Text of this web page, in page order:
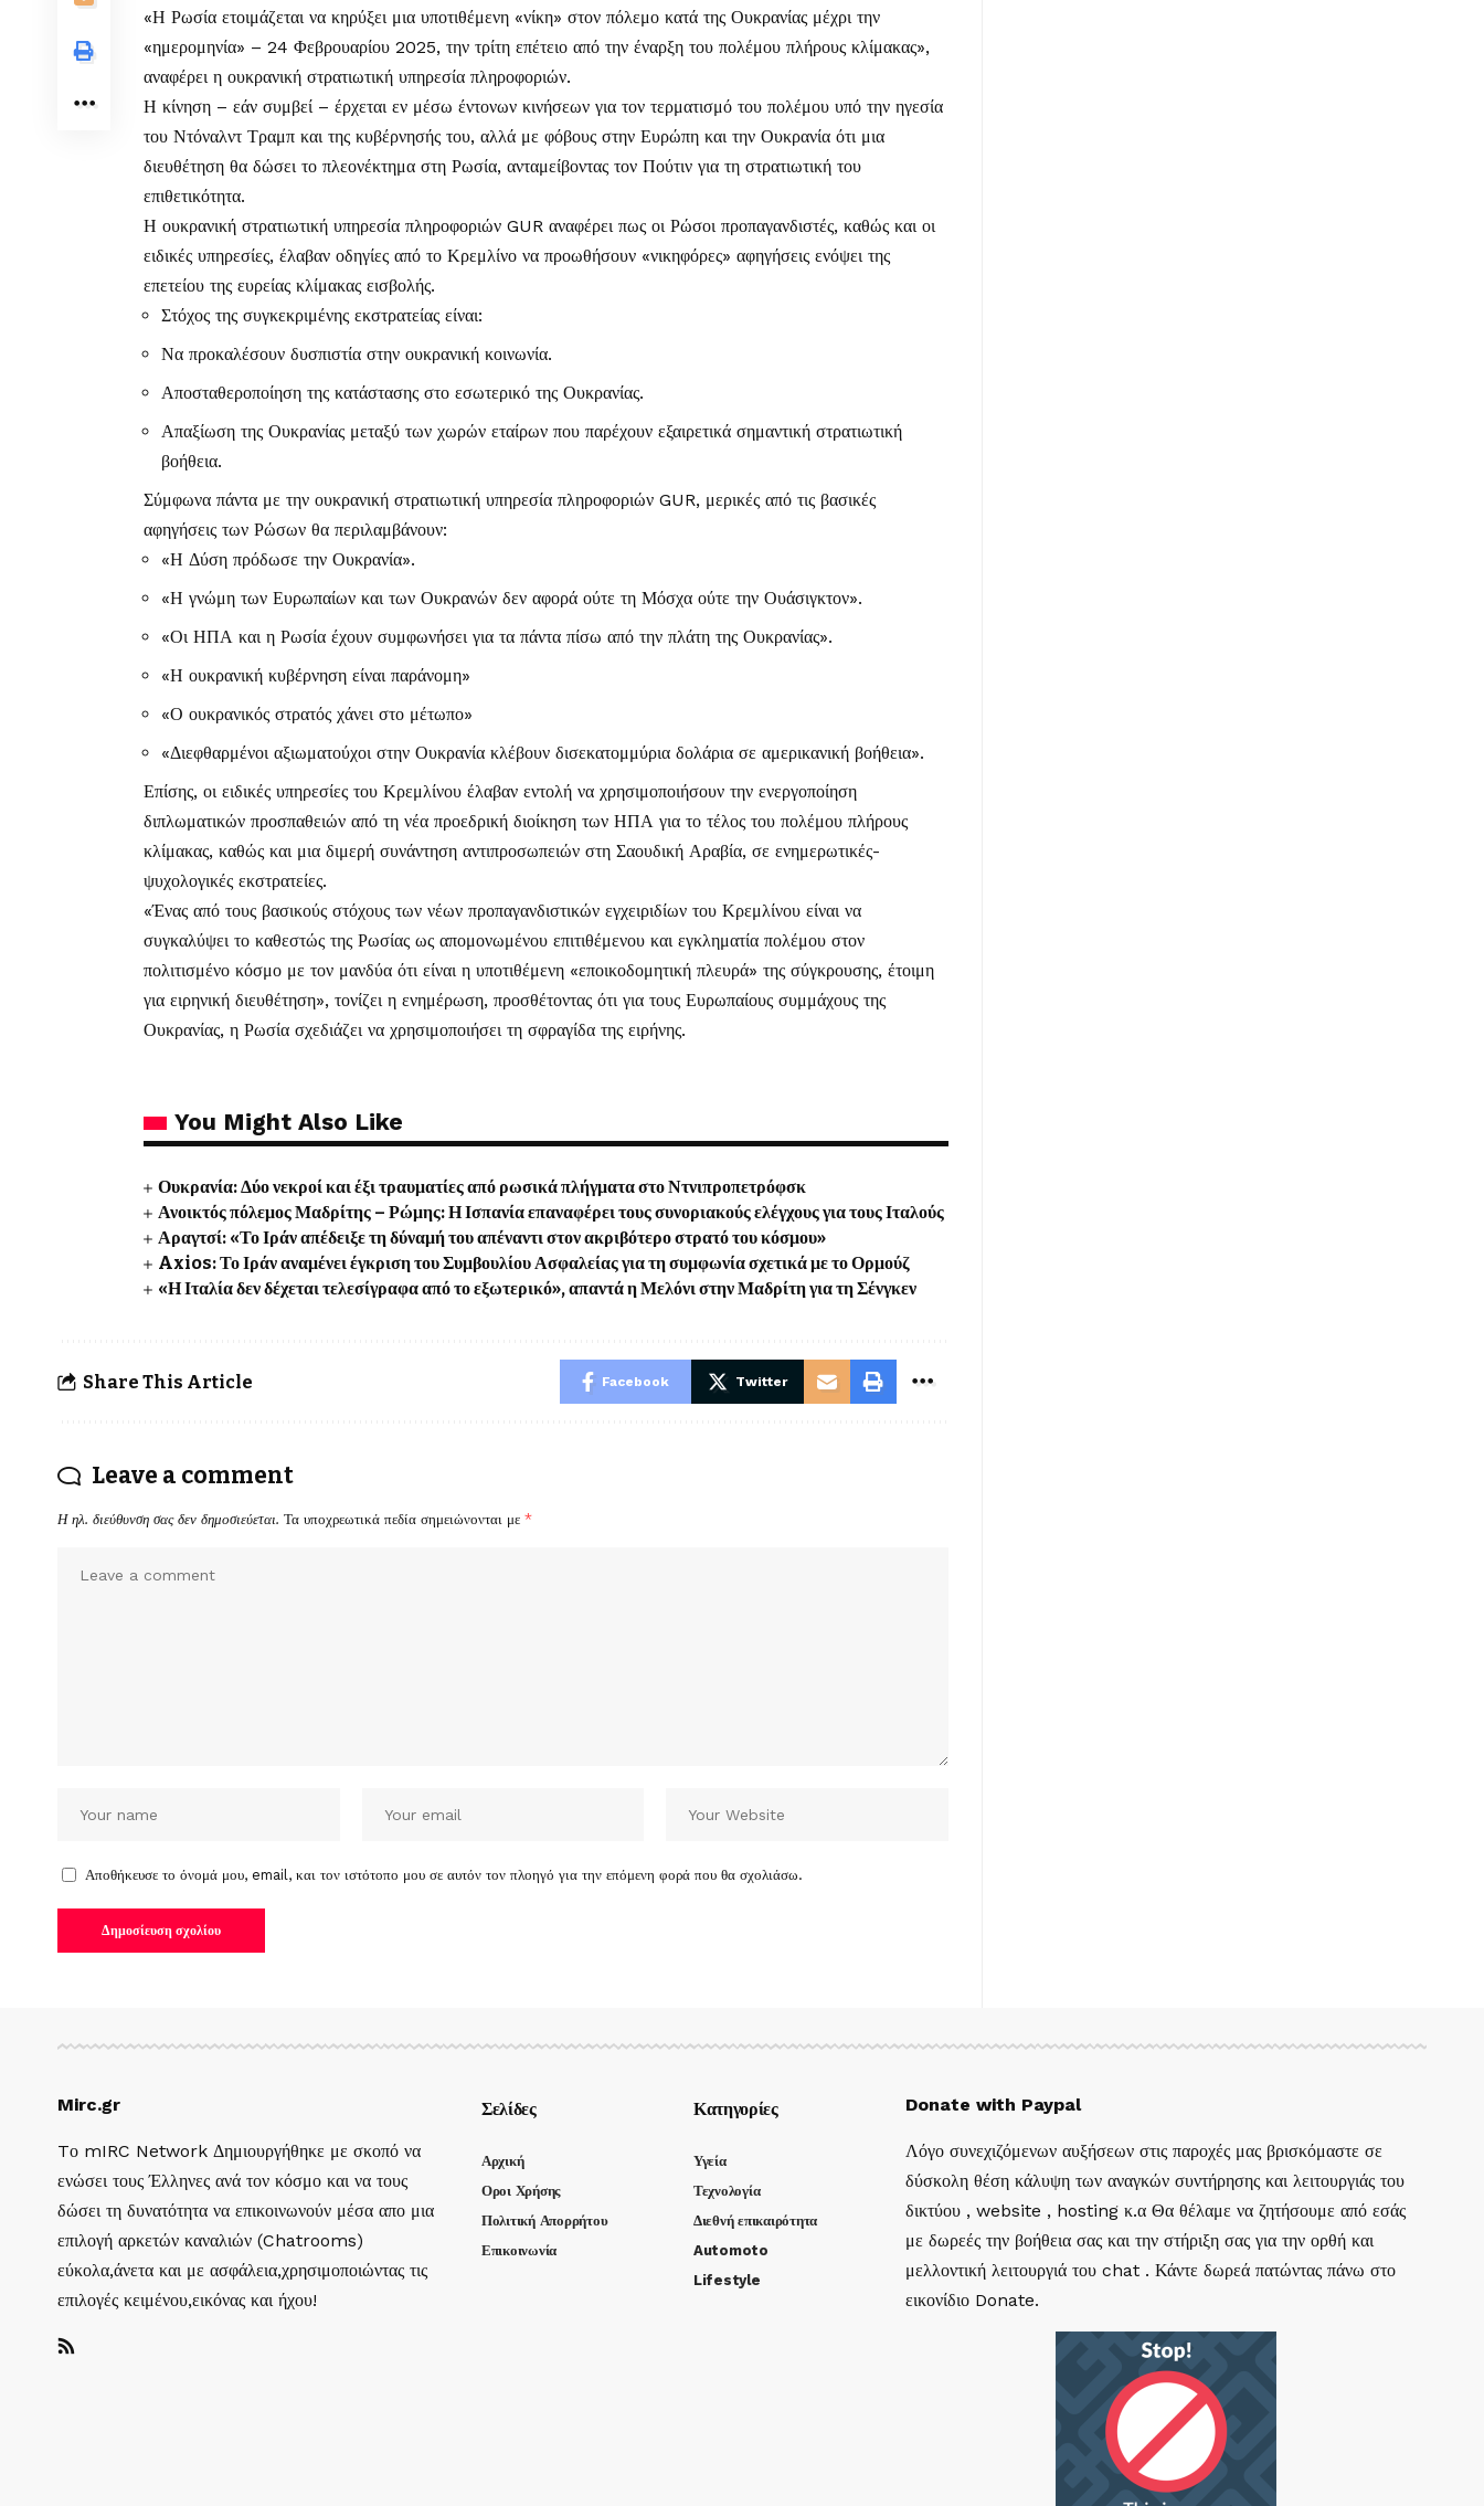
«Η Ρωσία ετοιμάζεται να κηρύξει μια υποτιθέμενη «νίκη» στον πόλεμο κατά της Ουκρανίας μέχρι την
«ημερομηνία» – 24 Φεβρουαρίου 2025, την τρίτη επέτειο από την έναρξη του πολέμου πλήρους κλίμακας»,
αναφέρει η ουκρανική στρατιωτική υπηρεσία πληροφοριών.
Η κίνηση – εάν συμβεί – έρχεται εν μέσω έντονων κινήσεων για τον τερματισμό του πολέμου υπό την ηγεσία
του Ντόναλντ Τραμπ και της κυβέρνησής του, αλλά με φόβους στην Ευρώπη και την Ουκρανία ότι μια
διευθέτηση θα δώσει το πλεονέκτημα στη Ρωσία, ανταμείβοντας τον Πούτιν για τη στρατιωτική του
επιθετικότητα.
Η ουκρανική στρατιωτική υπηρεσία πληροφοριών GUR αναφέρει πως οι Ρώσοι προπαγανδιστές, καθώς και οι
ειδικές υπηρεσίες, έλαβαν οδηγίες από το Κρεμλίνο να προωθήσουν «νικηφόρες» αφηγήσεις ενόψει της
επετείου της ευρείας κλίμακας εισβολής.
Στόχος της συγκεκριμένης εκστρατείας είναι:
Να προκαλέσουν δυσπιστία στην ουκρανική κοινωνία.
Αποσταθεροποίηση της κατάστασης στο εσωτερικό της Ουκρανίας.
Απαξίωση της Ουκρανίας μεταξύ των χωρών εταίρων που παρέχουν εξαιρετικά σημαντική στρατιωτική
βοήθεια.
Σύμφωνα πάντα με την ουκρανική στρατιωτική υπηρεσία πληροφοριών GUR, μερικές από τις βασικές
αφηγήσεις των Ρώσων θα περιλαμβάνουν:
«Η Δύση πρόδωσε την Ουκρανία».
«Η γνώμη των Ευρωπαίων και των Ουκρανών δεν αφορά ούτε τη Μόσχα ούτε την Ουάσιγκτον».
«Οι ΗΠΑ και η Ρωσία έχουν συμφωνήσει για τα πάντα πίσω από την πλάτη της Ουκρανίας».
«Η ουκρανική κυβέρνηση είναι παράνομη»
«Ο ουκρανικός στρατός χάνει στο μέτωπο»
«Διεφθαρμένοι αξιωματούχοι στην Ουκρανία κλέβουν δισεκατομμύρια δολάρια σε αμερικανική βοήθεια».
Επίσης, οι ειδικές υπηρεσίες του Κρεμλίνου έλαβαν εντολή να χρησιμοποιήσουν την ενεργοποίηση
διπλωματικών προσπαθειών από τη νέα προεδρική διοίκηση των ΗΠΑ για το τέλος του πολέμου πλήρους
κλίμακας, καθώς και μια διμερή συνάντηση αντιπροσωπειών στη Σαουδική Αραβία, σε ενημερωτικές-
ψυχολογικές εκστρατείες.
«Ένας από τους βασικούς στόχους των νέων προπαγανδιστικών εγχειριδίων του Κρεμλίνου είναι να
συγκαλύψει το καθεστώς της Ρωσίας ως απομονωμένου επιτιθέμενου και εγκληματία πολέμου στον
πολιτισμένο κόσμο με τον μανδύα ότι είναι η υποτιθέμενη «εποικοδομητική πλευρά» της σύγκρουσης, έτοιμη
για ειρηνική διευθέτηση», τονίζει η ενημέρωση, προσθέτοντας ότι για τους Ευρωπαίους συμμάχους της
Ουκρανίας, η Ρωσία σχεδιάζει να χρησιμοποιήσει τη σφραγίδα της ειρήνης.
You Might Also Like
Ουκρανία: Δύο νεκροί και έξι τραυματίες από ρωσικά πλήγματα στο Ντνιπροπετρόφσκ
Ανοικτός πόλεμος Μαδρίτης – Ρώμης: Η Ισπανία επαναφέρει τους συνοριακούς ελέγχους για τους Ιταλούς
Αραγτσί: «Το Ιράν απέδειξε τη δύναμή του απέναντι στον ακριβότερο στρατό του κόσμου»
Axios: Το Ιράν αναμένει έγκριση του Συμβουλίου Ασφαλείας για τη συμφωνία σχετικά με το Ορμούζ
«Η Ιταλία δεν δέχεται τελεσίγραφα από το εξωτερικό», απαντά η Μελόνι στην Μαδρίτη για τη Σένγκεν
Share This Article Facebook Twitter
Leave a comment
Η ηλ. διεύθυνση σας δεν δημοσιεύεται. Τα υποχρεωτικά πεδία σημειώνονται με *
Αποθήκευσε το όνομά μου, email, και τον ιστότοπο μου σε αυτόν τον πλοηγό για την επόμενη φορά που θα σχολιάσω.
Mirc.gr
Tο mIRC Network Δημιουργήθηκε με σκοπό να
ενώσει τους Έλληνες ανά τον κόσμο και να τους
δώσει τη δυνατότητα να επικοινωνούν μέσα απο μια
επιλογή αρκετών καναλιών (Chatrooms)
εύκολα,άνετα και με ασφάλεια,χρησιμοποιώντας τις
επιλογές κειμένου,εικόνας και ήχου!
Σελίδες
Αρχική
Οροι Χρήσης
Πολιτική Απορρήτου
Επικοινωνία
Κατηγορίες
Υγεία
Τεχνολογία
Διεθνή επικαιρότητα
Automoto
Lifestyle
Donate with Paypal
Λόγο συνεχιζόμενων αυξήσεων στις παροχές μας βρισκόμαστε σε
δύσκολη θέση κάλυψη των αναγκών συντήρησης και λειτουργιάς του
δικτύου , website , hosting κ.α Θα θέλαμε να ζητήσουμε από εσάς
με δωρεές την βοήθεια σας και την στήριξη σας για την ορθή και
μελλοντική λειτουργιά του chat . Κάντε δωρεά πατώντας πάνω στο
εικονίδιο Donate.